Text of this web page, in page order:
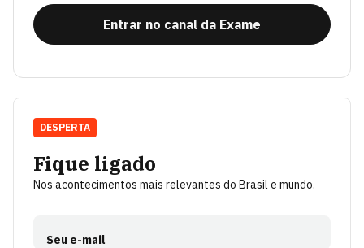
Entrar no canal da Exame
Fique ligado
Nos acontecimentos mais relevantes do Brasil e mundo.
Seu e-mail
DESPERTA